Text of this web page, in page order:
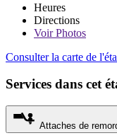
Heures
Directions
VoirPhotos
Consulter la carte de
Services dans cet
Attaches de